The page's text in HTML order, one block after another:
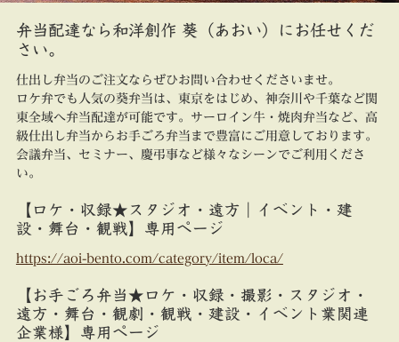
弁当配達なら和洋創作 葵（あおい）にお任せくだ
さい。
仕出し弁当のご注文ならぜひお問い合わせくださいませ。
ロケ弁でも人気の葵弁当は、東京をはじめ、神奈川や千葉など関
東全域へ弁当配達が可能です。サーロイン牛・焼肉弁当など、高
級仕出し弁当からお手ごろ弁当まで豊富にご用意しております。
会議弁当、セミナー、慶弔事など様々なシーンでご利用くださ
い。
【ロケ・収録★スタジオ・遠方｜イベント・建
設・舞台・観戦】専用ページ
https://aoi-bento.com/category/item/loca/
【お手ごろ弁当★ロケ・収録・撮影・スタジオ・
遠方・舞台・観劇・観戦・建設・イベント業関連
企業様】専用ページ